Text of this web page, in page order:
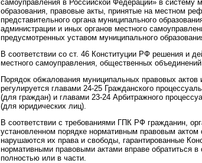
самоуправления в Российской Федерации» в систему
образования, правовые акты, принятые на местном
представительного органа муниципального
администрации и иных органов местного
предусмотренных уставом муниципального
В соответствии со ст. 46 Конституции РФ решения и
местного самоуправления, общественных
Порядок обжалования муниципальных правовых актов
регулируется главами 24-25 Гражданского
(для граждан) и главами 23-24 Арбитражного
(для юридических лиц).
В соответствии с требованиями ГПК РФ гражданин,
установленном порядке нормативным правовым
нарушаются их права и свободы, гарантированные
нормативными правовыми актами вправе обратиться
полностью или в части.